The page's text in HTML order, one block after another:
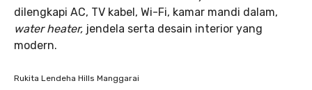
dilengkapi AC, TV kabel, Wi-Fi, kamar mandi dalam,
water heater, jendela serta desain interior yang
modern.
Rukita Lendeha Hills Manggarai